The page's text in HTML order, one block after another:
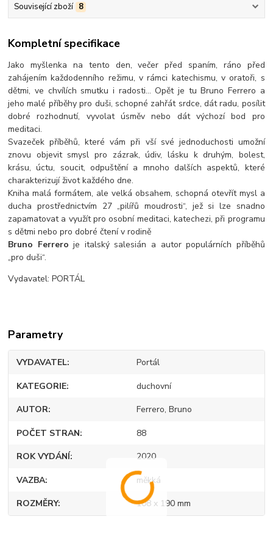
Související zboží 8
Kompletní specifikace
Jako myšlenka na tento den, večer před spaním, ráno před
zahájením každodenního režimu, v rámci katechismu, v oratoři, s
dětmi, ve chvílích smutku i radosti… Opět je tu Bruno Ferrero a
jeho malé příběhy pro duši, schopné zahřát srdce, dát radu, posílit
dobré rozhodnutí, vyvolat úsměv nebo dát výchozí bod pro
meditaci.
Svazeček příběhů, které vám při vší své jednoduchosti umožní
znovu objevit smysl pro zázrak, údiv, lásku k druhým, bolest,
krásu, úctu, soucit, odpuštění a mnoho dalších aspektů, které
charakterizují život každého dne.
Kniha malá formátem, ale velká obsahem, schopná otevřít mysl a
ducha prostřednictvím 27 „pilířů moudrosti“, jež si lze snadno
zapamatovat a využít pro osobní meditaci, katechezi, při programu
s dětmi nebo pro dobré čtení v rodině
Bruno Ferrero je italský salesián a autor populárních příběhů
„pro duši“.
Vydavatel: PORTÁL
Parametry
VYDAVATEL Portál
KATEGORIE duchovní
AUTOR Ferrero, Bruno
POČET STRAN 88
ROK VYDÁNÍ 2020
VAZBA měkká
ROZMĚRY 108 x 190 mm